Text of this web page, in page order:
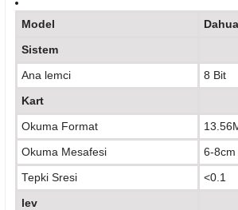
Model
Sistem
Ana lemci 8 Bit
Kart
Okuma Format
Okuma Mesafesi 6-8cm
Tepki Sresi <0.1
lev